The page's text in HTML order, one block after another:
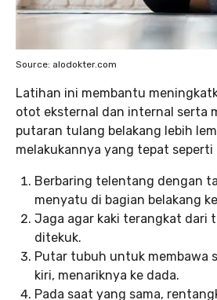
Source: alodokter.com
Latihan ini membantu
otot eksternal dan internal serta
putaran tulang belakang lebih
melakukannya yang tepat seperti
Berbaring telentang dengan
menyatu di bagian belakang
Jaga agar kaki terangkat dari
ditekuk.
Putar tubuh untuk membawa
kiri, menariknya ke dada.
Pada saat yang sama,